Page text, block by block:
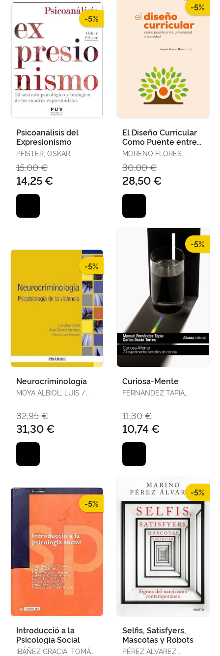
-5%
Psicoanálisis del
Expresionismo
PFISTER, OSKAR
15,00 €
14,25 €
-5%
El Diseño Curricular
Como Puente entre
Universidad y
MORENO FLORES,
30,00 €
28,50 €
-5%
Neurocriminología
MOYA ALBIOL, LUIS /
32,95 €
31,30 €
-5%
Curiosa-Mente
FERNÁNDEZ TAPIA,
11,30 €
10,74 €
-5%
Introducció a la
Psicología Social
IBÁÑEZ GRACIA, TOMÁS
-5%
Selfis, Satisfyers,
Mascotas y Robots
PÉREZ ÁLVAREZ,